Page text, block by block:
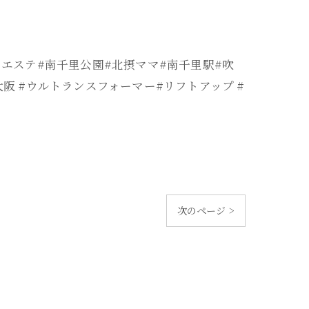
ステ#南千里公園#北摂ママ#南千里駅#吹
#ウルトランスフォーマー#リフトアップ #
次のページ >